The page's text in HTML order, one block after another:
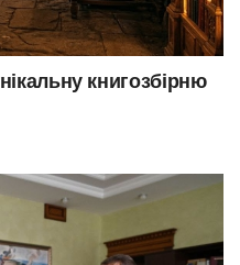
книгозбірню